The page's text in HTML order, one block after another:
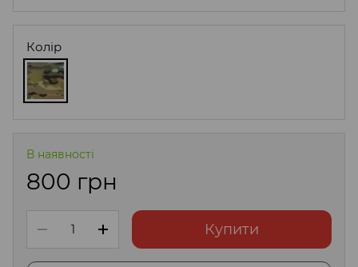
Колір
В наявності
800 грн
Купити